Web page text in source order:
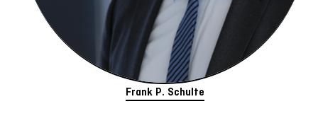
Frank P. Schulte